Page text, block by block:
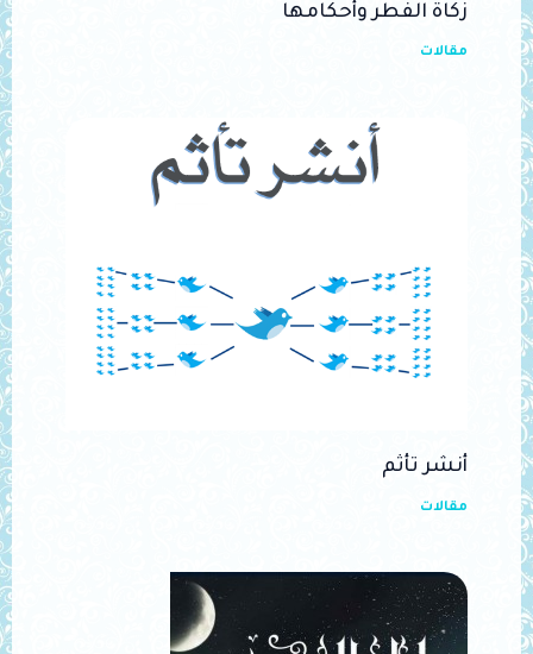
زكاة الفطر وأحكامها
مقالات
أنشر تأثم
مقالات